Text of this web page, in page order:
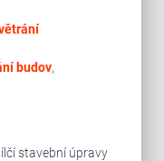
budov,
stavební úpravy